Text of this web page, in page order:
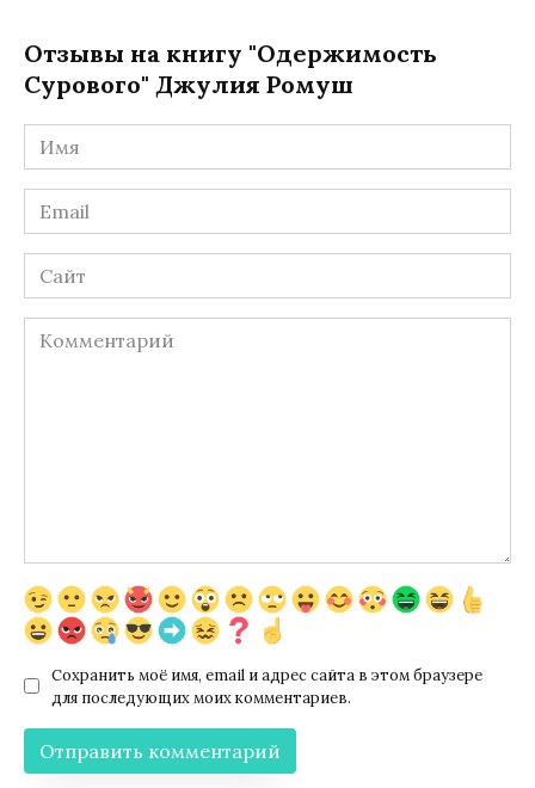
Отзывы на книгу "Одержимость
Сурового" Джулия Ромуш
Имя
*
Email
*
Сайт
Комментарий
Сохранить моё имя, email и адрес сайта в этом браузере
для последующих моих комментариев.